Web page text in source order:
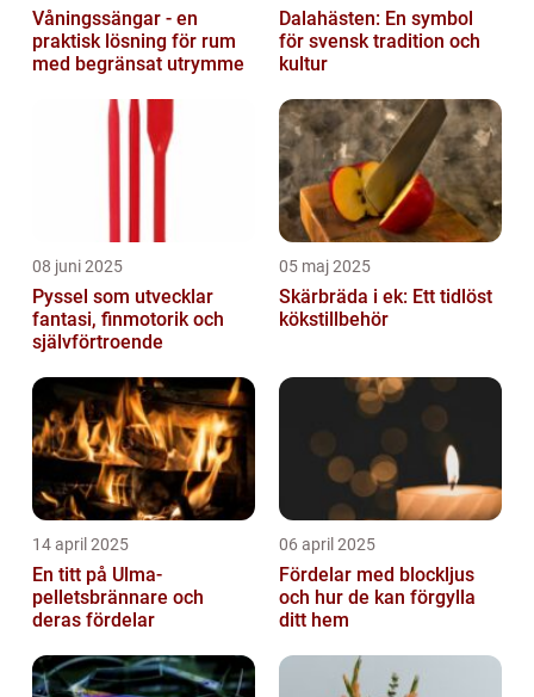
Våningssängar - en
praktisk lösning för rum
med begränsat utrymme
Dalahästen: En symbol
för svensk tradition och
kultur
08 juni 2025
Pyssel som utvecklar
fantasi, finmotorik och
självförtroende
05 maj 2025
Skärbräda i ek: Ett tidlöst
kökstillbehör
14 april 2025
En titt på Ulma-
pelletsbrännare och
deras fördelar
06 april 2025
Fördelar med blockljus
och hur de kan förgylla
ditt hem